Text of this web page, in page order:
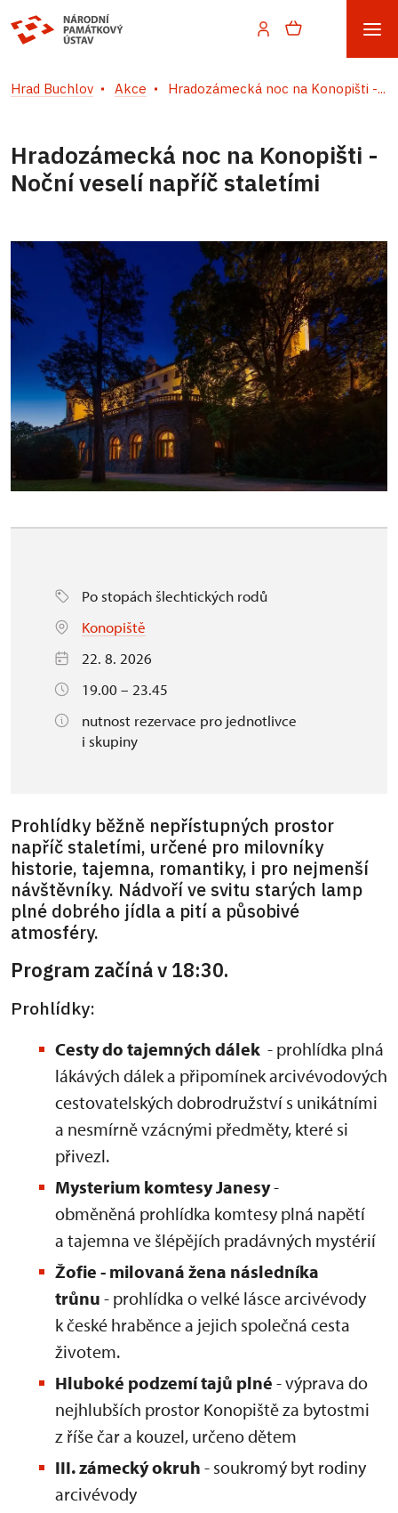
Hrad Buchlov Akce Hradozámecká noc na Konopišti -...
Hradozámecká noc na Konopišti -
Noční veselí napříč staletími
Po stopách šlechtických rodů
Konopiště
22. 8. 2026
19.00 – 23.45
nutnost rezervace pro jednotlivce
i skupiny
Prohlídky běžně nepřístupných prostor
napříč staletími, určené pro milovníky
historie, tajemna, romantiky, i pro nejmenší
návštěvníky. Nádvoří ve svitu starých lamp
plné dobrého jídla a pití a působivé
atmosféry.
Program začíná v 18:30.
Prohlídky:
Cesty do tajemných dálek - prohlídka plná
lákávých dálek a připomínek arcivévodových
cestovatelských dobrodružství s unikátními
a nesmírně vzácnými předměty, které si
přivezl.
Mysterium komtesy Janesy-
obměněná prohlídka komtesy plná napětí
a tajemna ve šlépějích pradávných mystérií
Žofie - milovaná žena následníka
trůnu - prohlídka o velké lásce arcivévody
k české hraběnce a jejich společná cesta
životem.
Hluboké podzemí tajů plné - výprava do
nejhlubších prostor Konopiště za bytostmi
z říše čar a kouzel, určeno dětem
III. zámecký okruh - soukromý byt rodiny
arcivévody